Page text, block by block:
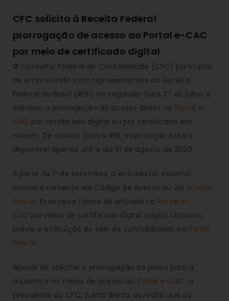
CFC solicita à Receita Federal
prorrogação de acesso ao Portal e-CAC
por meio de certificado digital
O Conselho Federal de Contabilidade (CFC) participou
de uma reunião com representantes da Receita
Federal do Brasil (RFB), na segunda-feira 27 de julho, e
solicitou a prorrogação do acesso direto ao Portal e-
CAC por certificado digital ou por certificado em
nuvem. De acordo com a RFB, essa opção estará
disponível apenas até o dia 31 de agosto de 2020.
A partir de 1º de setembro, a entrada no sistema
ocorrerá somente via Código de Acesso ou via Acesso
Gov.br. Essa nova forma de entrada no Portal e-
CAC por meio de certificado digital exigirá cadastro
prévio e atribuição do selo de confiabilidade no Portal
Gov.br.
Apesar de solicitar a prorrogação do prazo para a
mudança no modo de acesso ao Portal e-CAC, o
presidente do CFC, Zulmir Breda, acredita que as